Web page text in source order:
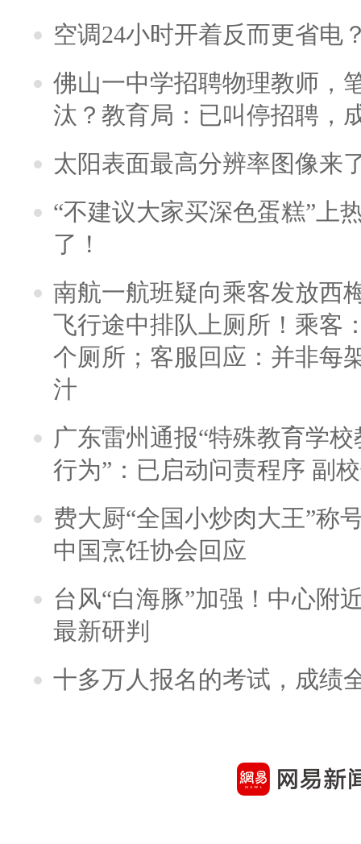
空调24小时开着反而更省电
佛山一中学招聘物理教师，
汰？教育局：已叫停招聘，
太阳表面最高分辨率图像来
“不建议大家买深色蛋糕”上
了！
南航一航班疑向乘客发放西
飞行途中排队上厕所！乘客
个厕所；客服回应：并非每
汁
广东雷州通报“特殊教育学
行为”：已启动问责程序 副
费大厨“全国小炒肉大王”称
中国烹饪协会回应
台风“白海豚”加强！中心附
最新研判
十多万人报名的考试，成绩